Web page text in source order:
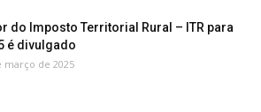
do Imposto Territorial Rural – ITR para
é divulgado
março de 2025